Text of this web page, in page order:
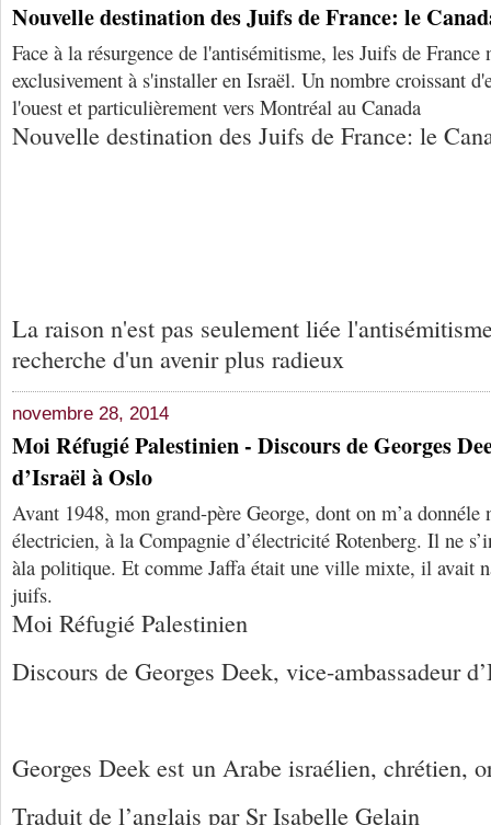
Nouvelle destination des Juifs de France: le
Face à la résurgence de l'antisémitisme, les Juifs de France
exclusivement à s'installer en Israël. Un nombre croissant
l'ouest et particulièrement vers Montréal au Canada
Nouvelle destination des Juifs de France: le
La raison n'est pas seulement liée
recherche d'un avenir plus radieux
novembre 28, 2014
Moi Réfugié Palestinien - Discours de Georges
d’Israël à Oslo
Avant 1948, mon grand-père George, dont on m’a
électricien, à la Compagnie d’électricité Rotenberg. Il ne
àla politique. Et comme Jaffa était une ville mixte, il avait
juifs.
Moi Réfugié Palestinien
Discours de Georges Deek, vice-ambassadeur
Georges Deek est un Arabe israélien, chrétien,
Traduit de l’anglais par Sr Isabelle Gelain